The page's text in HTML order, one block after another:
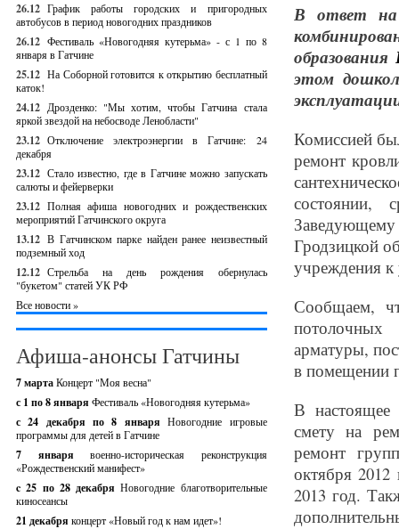
26.12 График работы городских и пригородных
автобусов в период новогодних праздников
26.12 Фестиваль «Новогодняя кутерьма» - с 1 по 8
января в Гатчине
25.12 На Соборной готовится к открытию бесплатный
каток!
24.12 Дрозденко: "Мы хотим, чтобы Гатчина стала
яркой звездой на небосводе Ленобласти"
23.12 Отключение электроэнергии в Гатчине: 24
декабря
23.12 Стало известно, где в Гатчине можно запускать
салюты и фейерверки
23.12 Полная афиша новогодних и рождественских
мероприятий Гатчинского округа
13.12 В Гатчинском парке найден ранее неизвестный
подземный ход
12.12 Стрельба на день рождения обернулась
"букетом" статей УК РФ
Все новости »
Афиша-анонсы Гатчины
7 мартаКонцерт "Моя весна"
с 1 по 8 января Фестиваль «Новогодняя кутерьма»
с 24 декабря по 8 январяНовогодние игровые
программы для детей в Гатчине
7 январявоенно-историческая реконструкция
«Рождественский манифест»
c 25 по 28 декабряНовогодние благотворительные
киносеансы
21 декабря концерт «Новый год к нам идет»!
В ответ
образования
этом
Комиссией
ремонт
состоянии,
Гродзицкой
учреждения
Сообщаем,
потолочных
арматуры,
в помещении
В
смету на
ремонт
октября 2012
2013 год.